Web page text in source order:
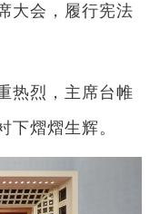
大会，履行宪法
热烈，主席台帷
下熠熠生辉。